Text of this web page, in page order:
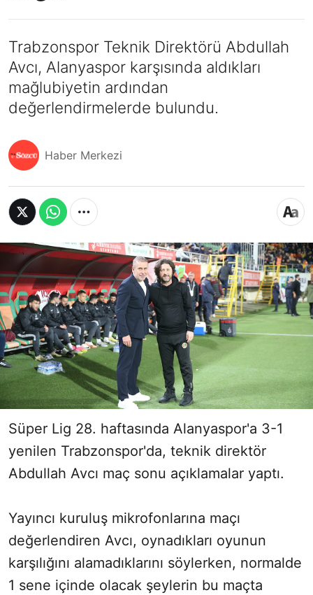
Trabzonspor Teknik Direktörü Abdullah
Avcı, Alanyaspor karşısında aldıkları
mağlubiyetin ardından
değerlendirmelerde bulundu.
Haber Merkezi
Süper Lig 28. haftasında Alanyaspor'a 3-1
yenilen Trabzonspor'da, teknik direktör
Abdullah Avcı maç sonu açıklamalar yaptı.
Yayıncı kuruluş mikrofonlarına maçı
değerlendiren Avcı, oynadıkları oyunun
karşılığını alamadıklarını söylerken, normalde
1 sene içinde olacak şeylerin bu maçta